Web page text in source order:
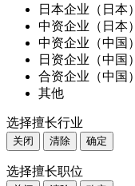
日本企业（日本）
中资企业（日本）
中资企业（中国）
日资企业（中国）
合资企业（中国）
其他
选择擅长行业
关闭 清除 确定
选择擅长职位